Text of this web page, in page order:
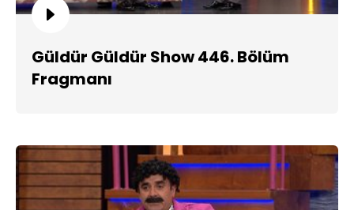
Güldür Güldür Show 446. Bölüm
Fragmanı